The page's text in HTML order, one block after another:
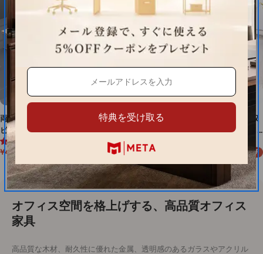
両 袖 机 ワークデスク サイドキャ
ビネット デスクトップパネル バ
イカラーデザイン メラミン化粧
板 広く保たれた下肢空間 カスタ
マイズ可能 BGZ-M003
セ
ル
価
¥45,000
通
価
格
10%OFF
オフィスデスク ワークテーブル 収
納 事務机 木目調 配線穴付き
リンダー錠付き ナチュラル カス
タマイズ可能 BGZ-M-131
セ
ー
ル
価
格
¥28,476
通
常
価
格
10%OFF
オフィス空間を格上げする、高品質オフィス
家具
高品質な木材、耐久性に優れた金属、透明感のあるガラスやアクリル
特典を受け取る